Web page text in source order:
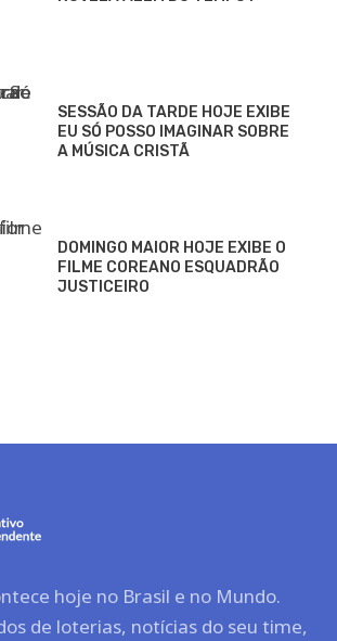
SESSÃO DA TARDE HOJE EXIBE
EU SÓ POSSO IMAGINAR SOBRE
A MÚSICA CRISTÃ
DOMINGO MAIOR HOJE EXIBE O
FILME COREANO ESQUADRÃO
JUSTICEIRO
hoje no Brasil e no Mundo.
de loterias, notícias do seu time,